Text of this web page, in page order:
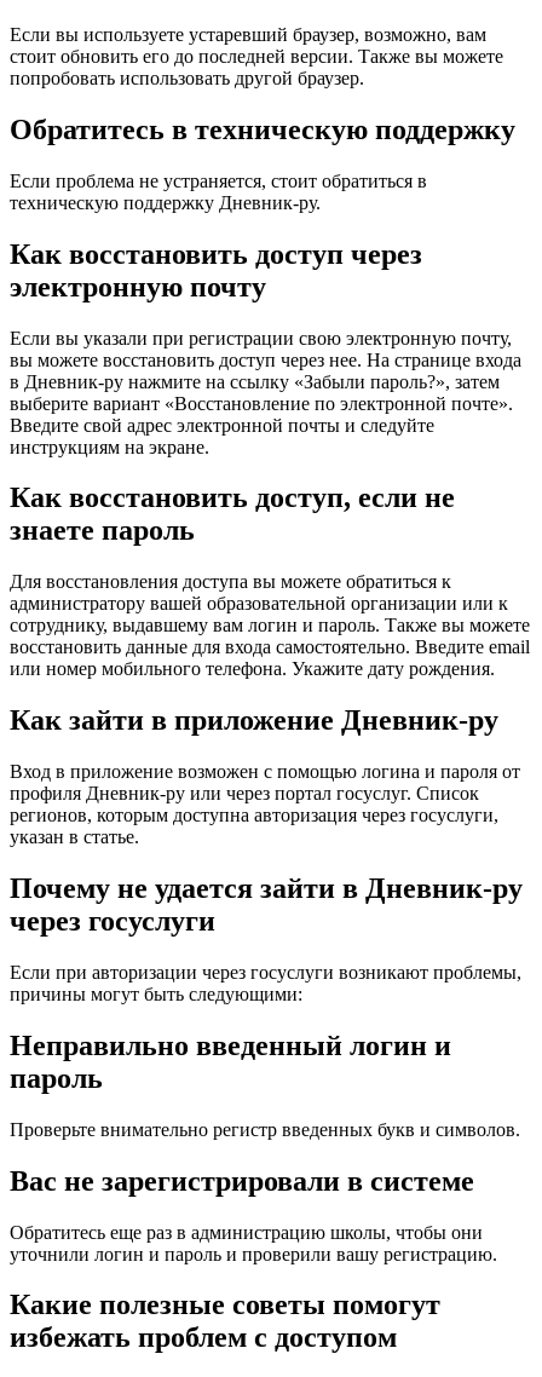
Если вы используете устаревший браузер, возможно, вам
стоит обновить его до последней версии. Также вы можете
попробовать использовать другой браузер.
Обратитесь в техническую поддержку
Если проблема не устраняется, стоит обратиться в
техническую поддержку Дневник-ру.
Как восстановить доступ через
электронную почту
Если вы указали при регистрации свою электронную почту,
вы можете восстановить доступ через нее. На странице входа
в Дневник-ру нажмите на ссылку «Забыли пароль?», затем
выберите вариант «Восстановление по электронной почте».
Введите свой адрес электронной почты и следуйте
инструкциям на экране.
Как восстановить доступ, если не
знаете пароль
Для восстановления доступа вы можете обратиться к
администратору вашей образовательной организации или к
сотруднику, выдавшему вам логин и пароль. Также вы можете
восстановить данные для входа самостоятельно. Введите email
или номер мобильного телефона. Укажите дату рождения.
Как зайти в приложение Дневник-ру
Вход в приложение возможен с помощью логина и пароля от
профиля Дневник-ру или через портал госуслуг. Список
регионов, которым доступна авторизация через госуслуги,
указан в статье.
Почему не удается зайти в Дневник-ру
через госуслуги
Если при авторизации через госуслуги возникают проблемы,
причины могут быть следующими:
Неправильно введенный логин и
пароль
Проверьте внимательно регистр введенных букв и символов.
Вас не зарегистрировали в системе
Обратитесь еще раз в администрацию школы, чтобы они
уточнили логин и пароль и проверили вашу регистрацию.
Какие полезные советы помогут
избежать проблем с доступом